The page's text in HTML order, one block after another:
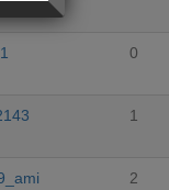
0
1
2